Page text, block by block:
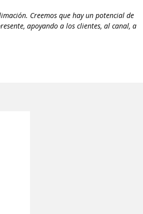
Creemos que hay un potencial de
apoyando a los clientes, al canal, a